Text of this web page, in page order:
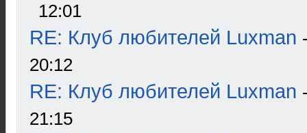
12:01
RE: Клуб любителей Luxman
20:12
RE: Клуб любителей Luxman
21:15